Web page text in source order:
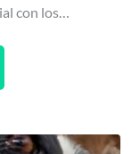
con los…